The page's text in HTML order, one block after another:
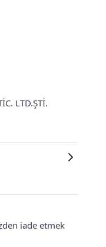
LTD.ŞTİ.
iade etmek